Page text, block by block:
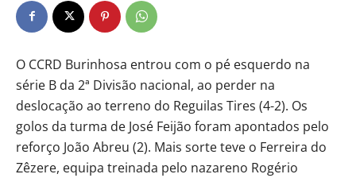
O CCRD Burinhosa entrou com o pé esquerdo na
série B da 2ª Divisão nacional, ao perder na
deslocação ao terreno do Reguilas Tires (4-2). Os
golos da turma de José Feijão foram apontados pelo
reforço João Abreu (2). Mais sorte teve o Ferreira do
Zêzere, equipa treinada pelo nazareno Rogério